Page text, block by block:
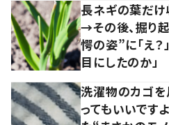
長ネギの葉だ
→その後、掘り
愕の姿”に「え
目にしたのか」
洗濯物のカゴを
ってもいいです